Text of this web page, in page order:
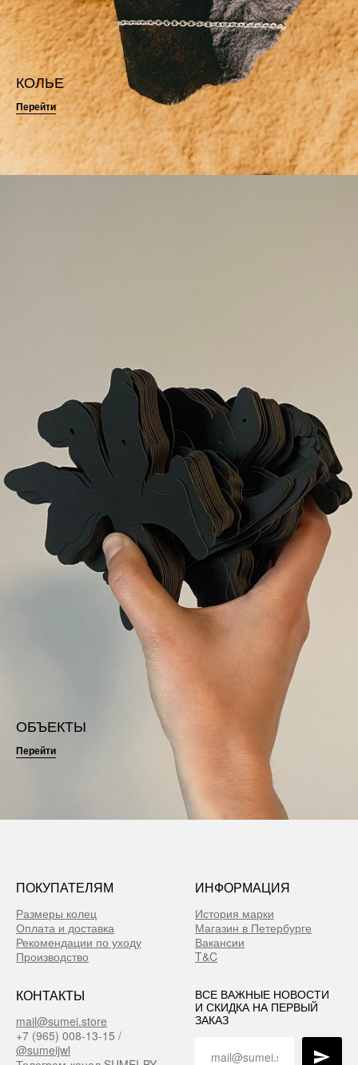
КОЛЬЕ
Перейти
ОБЪЕКТЫ
Перейти
ПОКУПАТЕЛЯМ
Размеры колец
Оплата и доставка
Рекомендации по уходу
Производство
ИНФОРМАЦИЯ
История марки
Магазин в Петербурге
Вакансии
T&C
КОНТАКТЫ
mail@sumei.store
+7 (965) 008-13-15 /
@sumeijwl
ВСЕ ВАЖНЫЕ НОВОСТИ
И СКИДКА НА ПЕРВЫЙ
ЗАКАЗ